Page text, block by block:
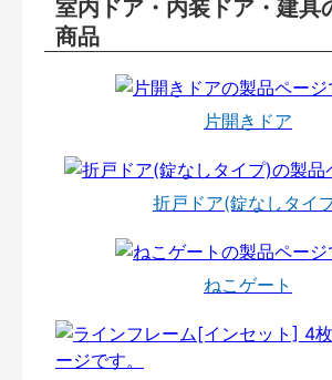
室内ドア・内装ドア・建具
商品
片開きドア
折戸ドア(錠なしタイ
ねこゲート